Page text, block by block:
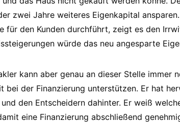
zwei Jahre weiteres Eigenkapital
für den Kunden durchführt, zeigt es den
würde das neu angesparte
kann aber genau an dieser Stelle immer
bei der Finanzierung unterstützen. Er hat
den Entscheidern dahinter. Er weiß
eine Finanzierung abschließend